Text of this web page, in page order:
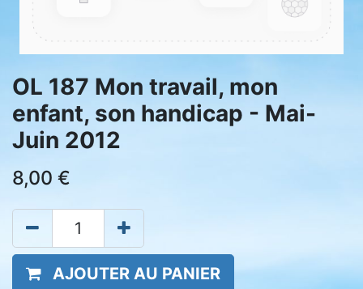
OL 187 Mon travail, mon
enfant, son handicap - Mai-
Juin 2012
8,00 €
AJOUTER AU PANIER